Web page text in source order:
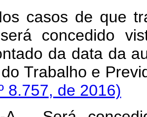
casos de que
concedido
da data da
do Trabalho e
8.757, de 2016)